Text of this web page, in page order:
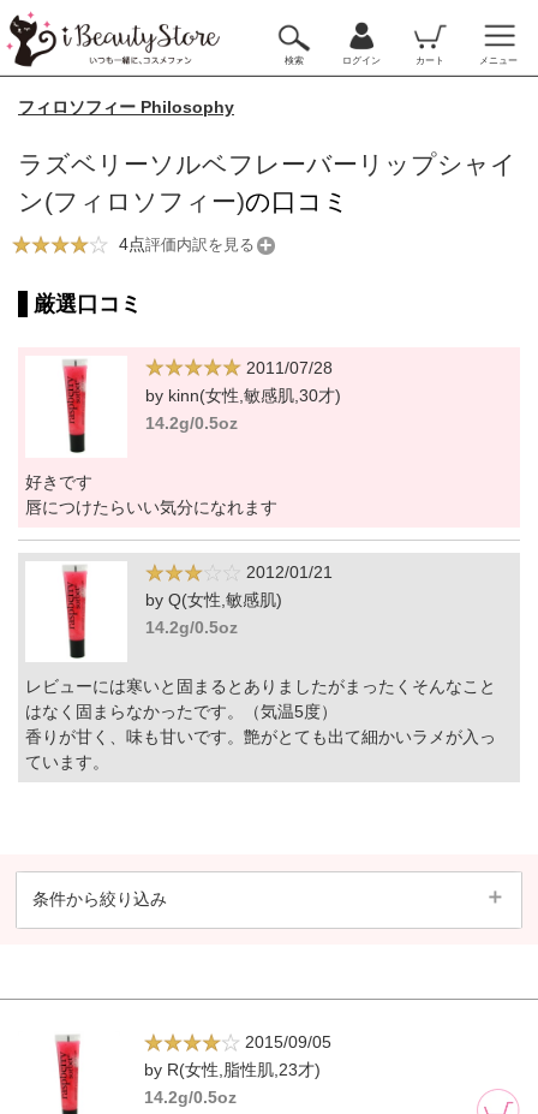
検索 ログイン カート メニュー
フィロソフィー Philosophy
ラズベリーソルベフレーバーリップシャイ
ン(フィロソフィー)の口コミ
4点評価内訳を見る
厳選口コミ
2011/07/28
by kinn(女性,敏感肌,30才)
14.2g/0.5oz
好きです
唇につけたらいい気分になれます
2012/01/21
by Q(女性,敏感肌)
14.2g/0.5oz
レビューには寒いと固まるとありましたがまったくそんなこと
はなく固まらなかったです。（気温5度）
香りが甘く、味も甘いです。艶がとても出て細かいラメが入っ
ています。
条件から絞り込み
2015/09/05
by R(女性,脂性肌,23才)
14.2g/0.5oz